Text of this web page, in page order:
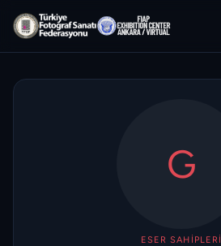
G
ESER SAHIPLERI